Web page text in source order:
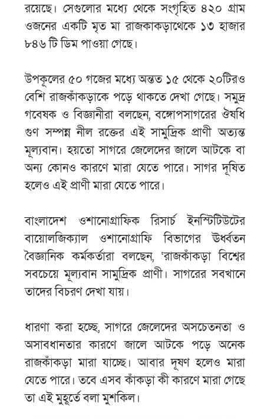
রয়েছে। সেগুলোর মধ্যে থেকে সংগৃহিত ৪২০ গ্রাম
ওজনের একটি মৃত মা রাজকাকড়াথেকে ১৩ হাজার
৮৪৬ টি ডিম পাওয়া গেছে।
উপকূলের ৫০ গজের মধ্যে অন্তত ১৫ থেকে ২০টিরও
বেশি রাজকাঁকড়াকে পড়ে থাকতে দেখা গেছে। সমুদ্র
গবেষক ও বিজ্ঞানীরা বলছেন, বঙ্গোপসাগরের ঔষধি
গুণ সম্পন্ন নীল রক্তের এই সামুদ্রিক প্রাণী অত্যন্ত
মূল্যবান। হয়তো সাগরে জেলেদের জালে আটকে বা
অন্য কোনও কারণে মারা যেতে পারে। সাগর দূষিত
হলেও এই প্রাণী মারা যেতে পারে।
বাংলাদেশ ওশানোগ্রাফিক রিসার্চ ইনস্টিটিউটের
বায়োলজিক্যাল ওশানোগ্রাফি বিভাগের ঊর্ধ্বতন
বৈজ্ঞানিক কর্মকর্তারা বলছেন, ‘রাজকাঁকড়া বিশ্বের
সবচেয়ে মূল্যবান সামুদ্রিক প্রাণী। সাগরের সবখানে
তাদের বিচরণ দেখা যায়।
ধারণা করা হচ্ছে, সাগরে জেলেদের অসচেতনতা ও
অসাবধানতার কারণে জালে আটকে পড়ে অনেক
রাজকাঁকড়া মারা যাচ্ছে। আবার দূষণ হলেও মারা
যেতে পারে। তবে এসব কাঁকড়া কী কারণে মারা গেছে
তা এই মুহূর্তে বলা মুশকিল।